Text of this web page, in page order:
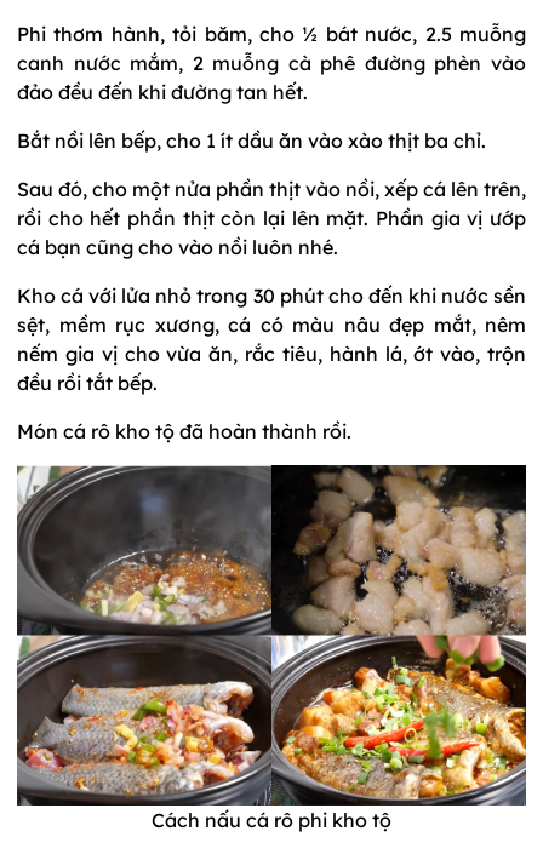
Phi thơm hành, tỏi băm, cho ½ bát nước, 2.5 muỗng
canh nước mắm, 2 muỗng cà phê đường phèn vào
đảo đều đến khi đường tan hết.
Bắt nồi lên bếp, cho 1 ít dầu ăn vào xào thịt ba chỉ.
Sau đó, cho một nửa phần thịt vào nồi, xếp cá lên trên,
rồi cho hết phần thịt còn lại lên mặt. Phần gia vị ướp
cá bạn cũng cho vào nồi luôn nhé.
Kho cá với lửa nhỏ trong 30 phút cho đến khi nước sền
sệt, mềm rục xương, cá có màu nâu đẹp mắt, nêm
nếm gia vị cho vừa ăn, rắc tiêu, hành lá, ớt vào, trộn
đều rồi tắt bếp.
Món cá rô kho tộ đã hoàn thành rồi.
Cách nấu cá rô phi kho tộ